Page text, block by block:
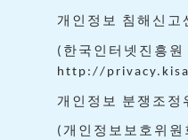
개인정보 침해신고
( 한국인터넷진흥원
http://
개인정보 분쟁조정
( 개인정보보호위원